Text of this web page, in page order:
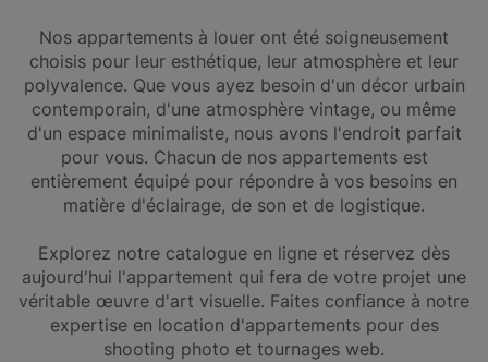
Nos appartements à louer ont été soigneusement
choisis pour leur esthétique, leur atmosphère et leur
polyvalence. Que vous ayez besoin d'un décor urbain
contemporain, d'une atmosphère vintage, ou même
d'un espace minimaliste, nous avons l'endroit parfait
pour vous. Chacun de nos appartements est
entièrement équipé pour répondre à vos besoins en
matière d'éclairage, de son et de logistique.
Explorez notre catalogue en ligne et réservez dès
aujourd'hui l'appartement qui fera de votre projet une
véritable œuvre d'art visuelle. Faites confiance à notre
expertise en location d'appartements pour des
shooting photo et tournages web.